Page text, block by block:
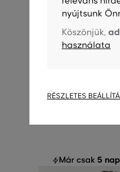
AKCIÓ -50%
KABÁT GANT
Elérhető méretek:
Már csak 5 nap
nyújtsunk
Köszönjük,
használata
RÉSZLETES